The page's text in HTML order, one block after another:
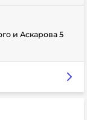
и Аскарова 5